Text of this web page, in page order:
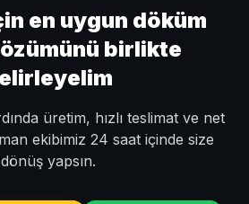
en uygun döküm
birlikte
üretim, hızlı teslimat ve net
ekibimiz 24 saat içinde size
dönüş yapsın.